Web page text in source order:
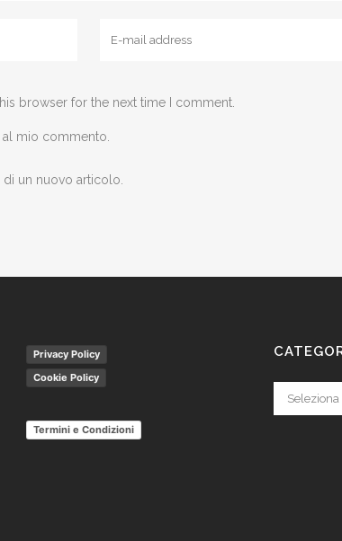
browser for the next time I comment.
mio commento.
un nuovo articolo.
Privacy Policy
Cookie Policy
Termini e Condizioni
Categorie